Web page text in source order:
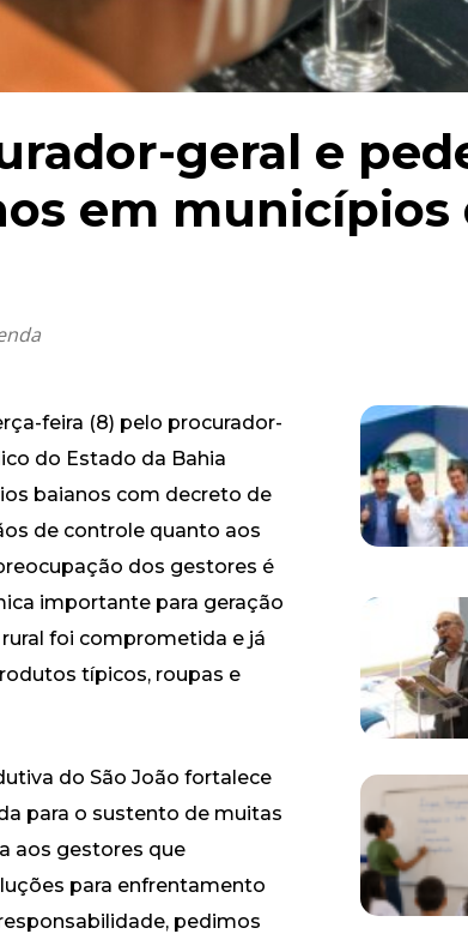
geral e
em municípios
feira (8) pelo procurador-
do Estado da Bahia
baianos com decreto de
de controle quanto aos
dos gestores é
importante para geração
foi comprometida e já
típicos, roupas e
do São João fortalece
para o sustento de muitas
aos gestores que
para enfrentamento
pedimos